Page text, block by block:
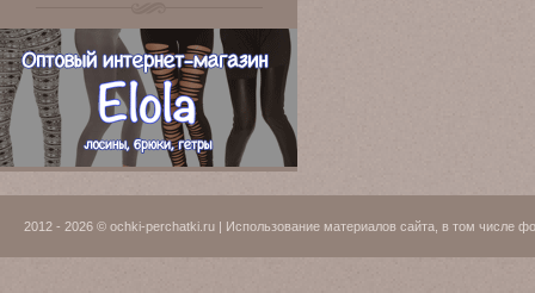
2012 - 2026 © ochki-perchatki.ru | Использование материалов сайта, в том числе